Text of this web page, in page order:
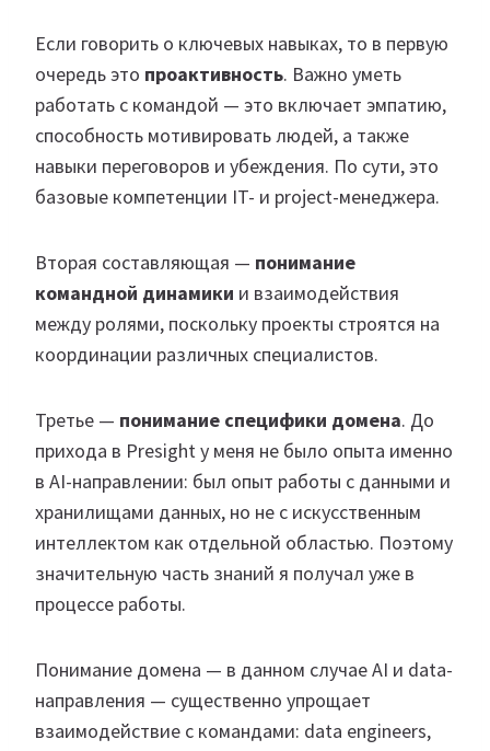
Если говорить о ключевых навыках, то в первую
очередь это проактивность. Важно уметь
работать с командой — это включает эмпатию,
способность мотивировать людей, а также
навыки переговоров и убеждения. По сути, это
базовые компетенции IT- и project-менеджера.
Вторая составляющая — понимание
командной динамики и взаимодействия
между ролями, поскольку проекты строятся на
координации различных специалистов.
Третье — понимание специфики домена. До
прихода в Presight у меня не было опыта именно
в AI-направлении: был опыт работы с данными и
хранилищами данных, но не с искусственным
интеллектом как отдельной областью. Поэтому
значительную часть знаний я получал уже в
процессе работы.
Понимание домена — в данном случае AI и data-
направления — существенно упрощает
взаимодействие с командами: data engineers,